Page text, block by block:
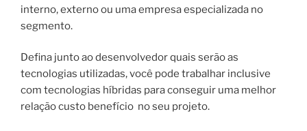
interno, externo ou uma empresa especializada no
segmento.
Defina junto ao desenvolvedor quais serão as
tecnologias utilizadas, você pode trabalhar inclusive
com tecnologias híbridas para conseguir uma melhor
relação custo benefício no seu projeto.